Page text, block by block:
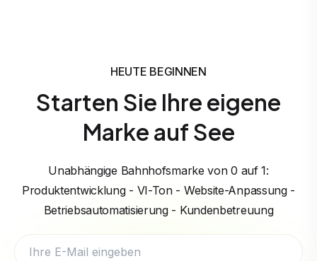
HEUTE BEGINNEN
Starten Sie Ihre eigene
Marke auf See
Unabhängige Bahnhofsmarke von 0 auf 1:
Produktentwicklung - VI-Ton - Website-Anpassung -
Betriebsautomatisierung - Kundenbetreuung